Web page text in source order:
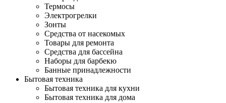
Термосы
Электрогрелки
Зонты
Средства от насекомых
Товары для ремонта
Средства для бассейна
Наборы для барбекю
Банные принадлежности
Бытовая техника
Бытовая техника для кухни
Бытовая техника для дома